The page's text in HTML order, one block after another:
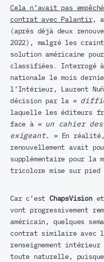
Cela n’avait pas
contrat avec Palantir,
(après déjà deux
2022), malgré les
solution américaine
classifiées. Interrogé à
nationale le mois
l’Intérieur, Laurent
décision par la «
laquelle les éditeurs
face à « un cahier
exigeant.
» En
renouvellement avait
supplémentaire pour la
tricolore mise sur pied
Car c’est ChapsVisionet
vont progressivement
américain, quelques
contrat similaire avec
renseignement intérieur
toute naturelle,